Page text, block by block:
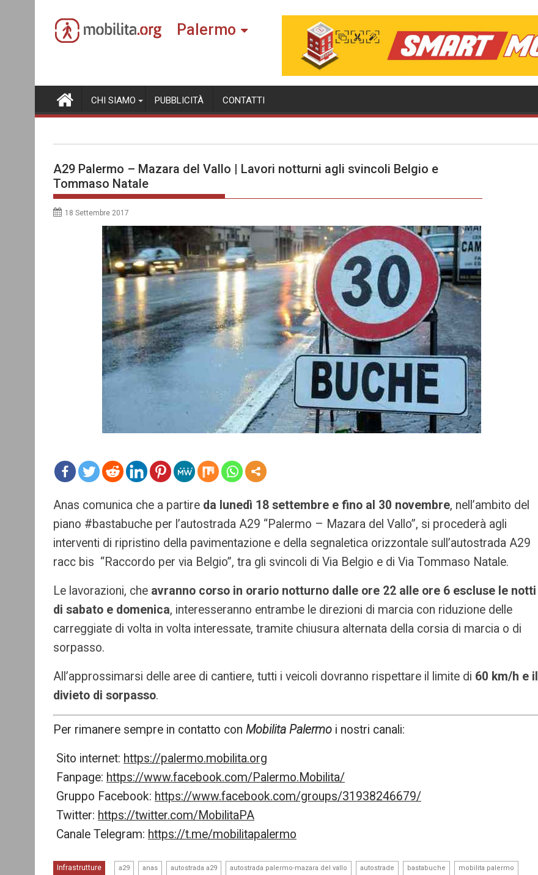
content
Palermo
CHI SIAMO PUBBLICITÀ CONTATTI
A29 Palermo – Mazara del Vallo | Lavori notturni agli svincoli Belgio e
Tommaso Natale
18 Settembre 2017
re
Anas comunica che a partire da lunedì 18 settembre e fino al 30 novembre, nell’ambito del
piano #bastabuche per l’autostrada A29 “Palermo – Mazara del Vallo”, si procederà agli
interventi di ripristino della pavimentazione e della segnaletica orizzontale sull’autostrada A29
racc bis “Raccordo per via Belgio”, tra gli svincoli di Via Belgio e di Via Tommaso Natale.
Le lavorazioni, che avranno corso in orario notturno dalle ore 22 alle ore 6 escluse le notti
di sabato e domenica, interesseranno entrambe le direzioni di marcia con riduzione delle
carreggiate di volta in volta interessate, tramite chiusura alternata della corsia di marcia o di
sorpasso.
All’approssimarsi delle aree di cantiere, tutti i veicoli dovranno rispettare il limite di 60 km/h e il
divieto di sorpasso.
Per rimanere sempre in contatto con Mobilita Palermo i nostri canali:
Sito internet: https://palermo.mobilita.org
Fanpage: https://www.facebook.com/Palermo.Mobilita/
Gruppo Facebook: https://www.facebook.com/groups/31938246679/
Twitter: https://twitter.com/MobilitaPA
Canale Telegram: https://t.me/mobilitapalermo
Infrastrutture a29 anas autostrada a29 autostrada palermo-mazara del vallo autostrade bastabuche mobilita palermo